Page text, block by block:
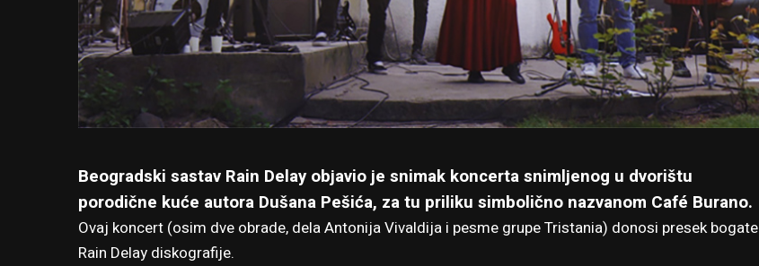
Beogradski sastav Rain Delay objavio je snimak koncerta snimljenog u dvorištu
porodične kuće autora Dušana Pešića, za tu priliku simbolično nazvanom Café Burano.
Ovaj koncert (osim dve obrade, dela Antonija Vivaldija i pesme grupe Tristania) donosi presek bogate
Rain Delay diskografije.